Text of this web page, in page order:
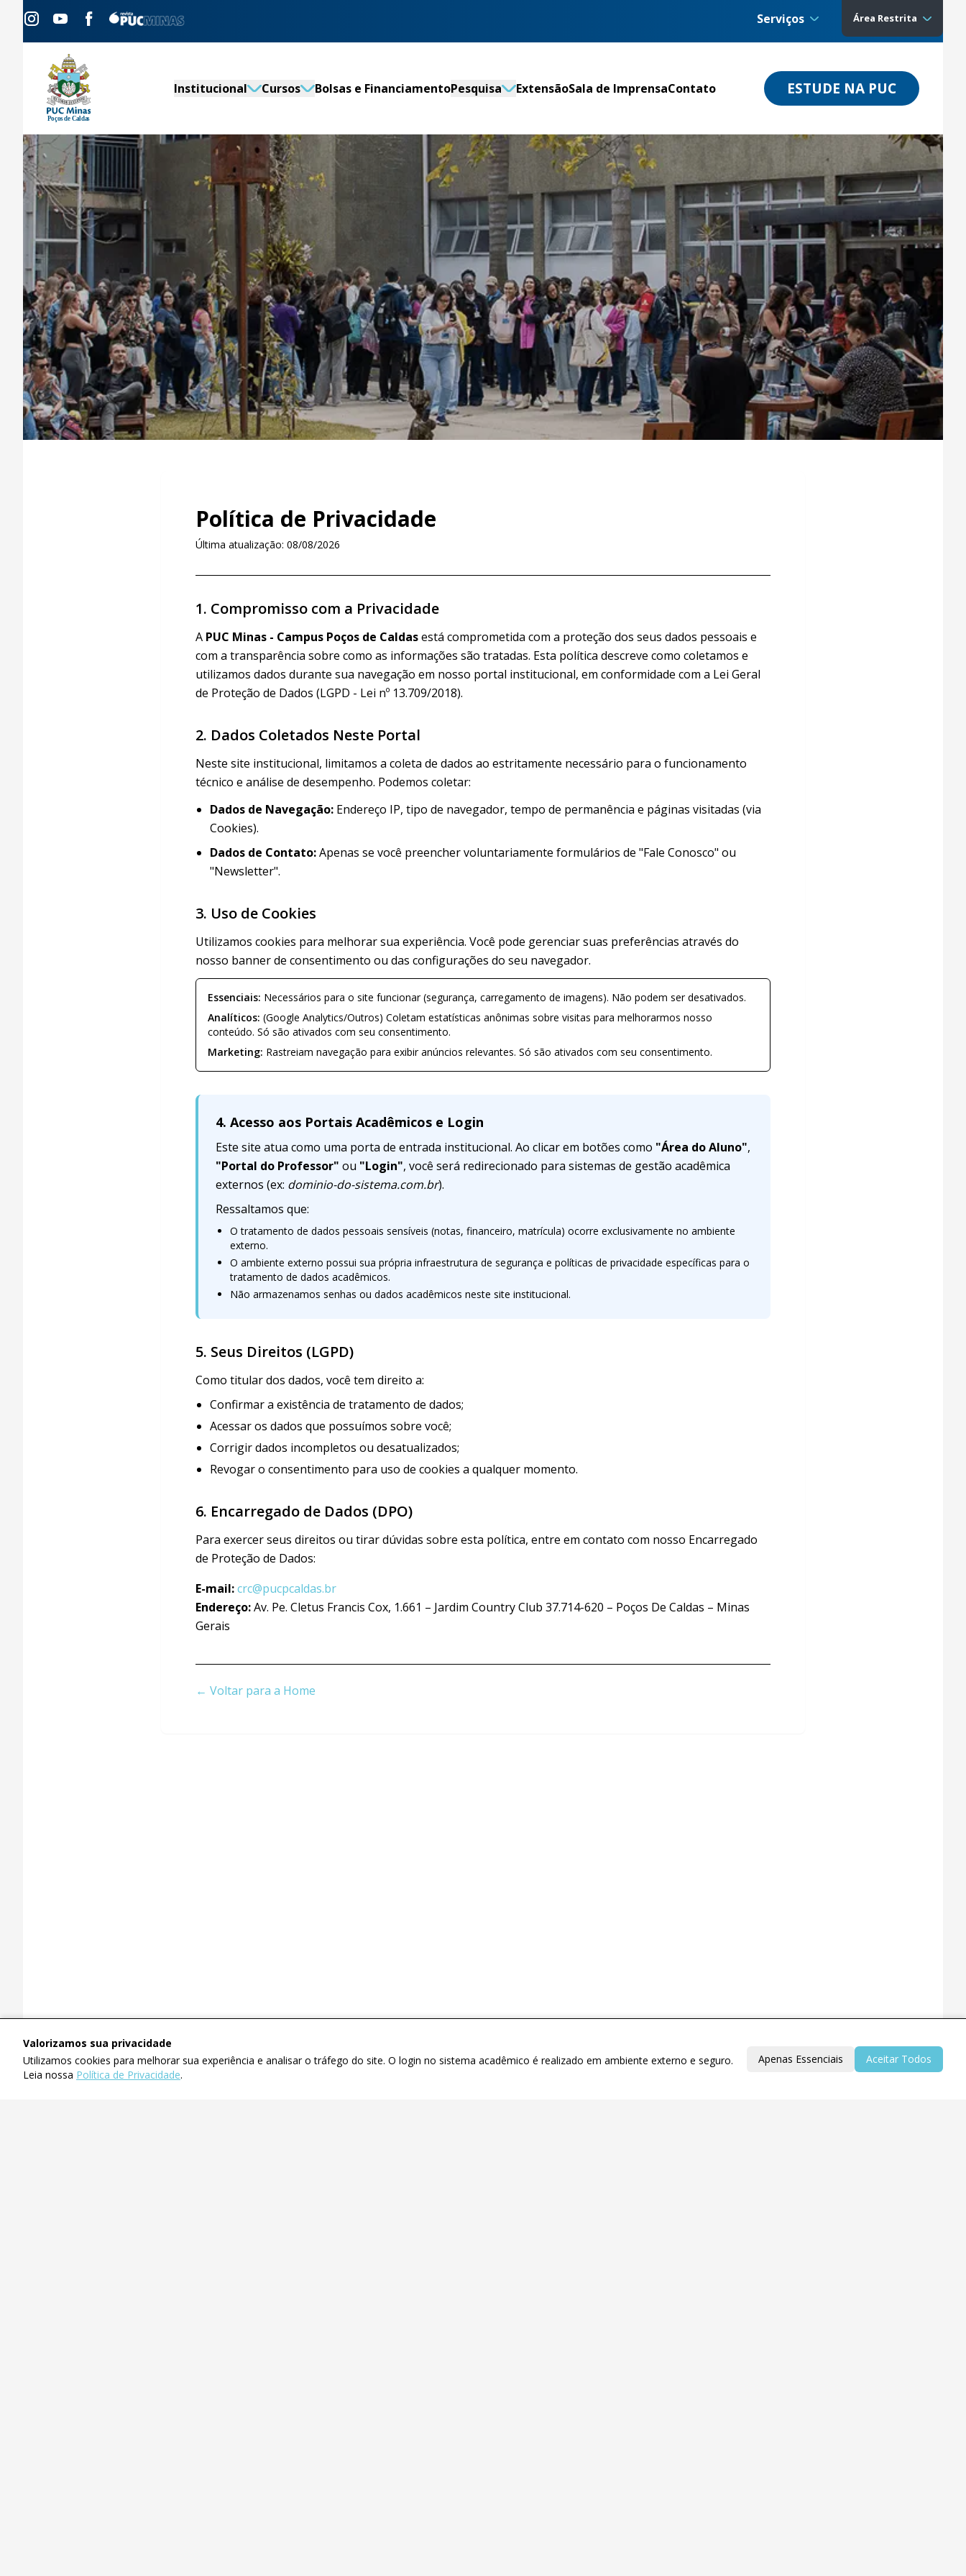
Serviços Área Restrita
Institucional Cursos Bolsas e FinanciamentoPesquisa ExtensãoSala de ImprensaContato ESTUDE NA PUC
Política de Privacidade
Última atualização: 08/08/2026
1. Compromisso com a Privacidade
A PUC Minas - Campus Poços de Caldasestá comprometida com a proteção dos seus dados pessoais e
com a transparência sobre como as informações são tratadas. Esta política descreve como coletamos e
utilizamos dados durante sua navegação em nosso portal institucional, em conformidade com a Lei Geral
de Proteção de Dados (LGPD - Lei nº 13.709/2018).
2. Dados Coletados Neste Portal
Neste site institucional, limitamos a coleta de dados ao estritamente necessário para o funcionamento
técnico e análise de desempenho. Podemos coletar:
Dados de Navegação: Endereço IP, tipo de navegador, tempo de permanência e páginas visitadas (via
Cookies).
Dados de Contato:Apenas se você preencher voluntariamente formulários de "Fale Conosco" ou
"Newsletter".
3. Uso de Cookies
Utilizamos cookies para melhorar sua experiência. Você pode gerenciar suas preferências através do
nosso banner de consentimento ou das configurações do seu navegador.
Essenciais: Necessários para o site funcionar (segurança, carregamento de imagens). Não podem ser desativados.
Analíticos: (Google Analytics/Outros) Coletam estatísticas anônimas sobre visitas para melhorarmos nosso
conteúdo. Só são ativados com seu consentimento.
Marketing: Rastreiam navegação para exibir anúncios relevantes. Só são ativados com seu consentimento.
4. Acesso aos Portais Acadêmicos e Login
Este site atua como uma porta de entrada institucional. Ao clicar em botões como "Área do Aluno",
"Portal do Professor" ou "Login", você será redirecionado para sistemas de gestão acadêmica
externos (ex: dominio-do-sistema.com.br).
Ressaltamos que:
O tratamento de dados pessoais sensíveis (notas, financeiro, matrícula) ocorre exclusivamente no ambiente
externo.
O ambiente externo possui sua própria infraestrutura de segurança e políticas de privacidade específicas para o
tratamento de dados acadêmicos.
Não armazenamos senhas ou dados acadêmicos neste site institucional.
5. Seus Direitos (LGPD)
Como titular dos dados, você tem direito a:
Confirmar a existência de tratamento de dados;
Acessar os dados que possuímos sobre você;
Corrigir dados incompletos ou desatualizados;
Revogar o consentimento para uso de cookies a qualquer momento.
6. Encarregado de Dados (DPO)
Para exercer seus direitos ou tirar dúvidas sobre esta política, entre em contato com nosso Encarregado
de Proteção de Dados:
E-mail:crc@pucpcaldas.br
Endereço:Av. Pe. Cletus Francis Cox, 1.661 – Jardim Country Club 37.714-620 – Poços De Caldas – Minas
Gerais
← Voltar para a Home
Valorizamos sua privacidade
Utilizamos cookies para melhorar sua experiência e analisar o tráfego do site. O login no sistema acadêmico é realizado em ambiente externo e seguro.
Leia nossa Política de Privacidade.
Apenas Essenciais Aceitar Todos